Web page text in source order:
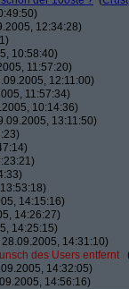
12:34:28)
10:58:40)
11:57:20)
12:11:00)
11:57:34)
10:14:36)
13:11:50)
14:15:16)
14:26:27)
14:25:15)
14:31:10)
des Users entfernt
14:32:05)
14:56:16)